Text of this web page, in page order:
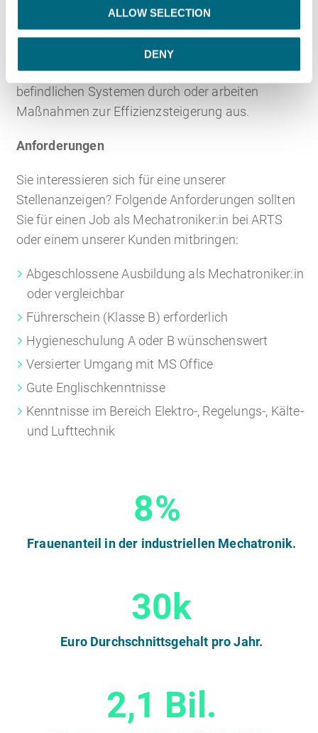
ALLOW SELECTION
DENY
Abwicklung von Projekten mit. Darüber hinaus sind
ARTS-Mechatroniker:innen an strategischen
Prozessen beteiligt und führen etwa die
energetische Beurteilung von in Betrieb
befindlichen Systemen durch oder arbeiten
Maßnahmen zur Effizienzsteigerung aus.
Anforderungen
Sie interessieren sich für eine unserer
Stellenanzeigen? Folgende Anforderungen sollten
Sie für einen Job als Mechatroniker:in bei ARTS
oder einem unserer Kunden mitbringen:
Abgeschlossene Ausbildung als Mechatroniker:in
oder vergleichbar
Führerschein (Klasse B) erforderlich
Hygieneschulung A oder B wünschenswert
Versierter Umgang mit MS Office
Gute Englischkenntnisse
Kenntnisse im Bereich Elektro-, Regelungs-, Kälte-
und Lufttechnik
8%
Frauenanteil in der industriellen Mechatronik.
30k
Euro Durchschnittsgehalt pro Jahr.
2,1 Bil.